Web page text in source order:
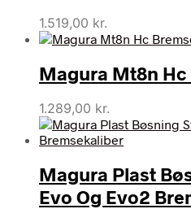
1.519,00 kr.
Magura Mt8n
1.289,00 kr.
Magura Plast
Evo Og Evo2